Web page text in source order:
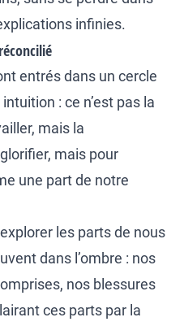
infinies.
entrés dans un cercle
: ce n’est pas la
mais la
mais pour
une part de notre
les parts de nous
dans l’ombre : nos
nos blessures
ces parts par la